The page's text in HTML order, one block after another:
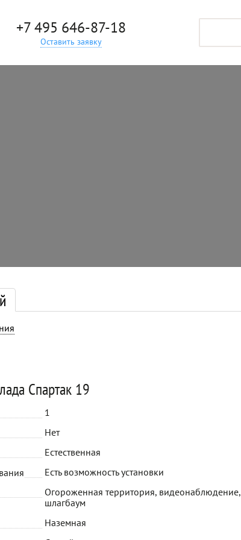
+7 495 646-87-18
Оставить заявку
Спартак 19
1
Нет
Естественная
Есть возможность установки
Огороженная территория, видеонаблюдение,
шлагбаум
Наземная